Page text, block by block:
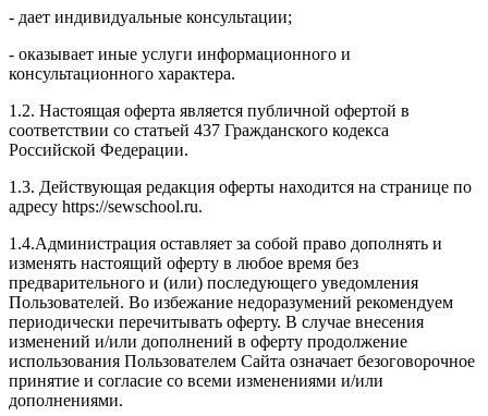
- дает индивидуальные консультации;
- оказывает иные услуги информационного и
консультационного характера.
1.2. Настоящая оферта является публичной офертой в
соответствии со статьей 437 Гражданского кодекса
Российской Федерации.
1.3. Действующая редакция оферты находится на странице по
адресу https://sewschool.ru.
1.4.Администрация оставляет за собой право дополнять и
изменять настоящий оферту в любое время без
предварительного и (или) последующего уведомления
Пользователей. Во избежание недоразумений рекомендуем
периодически перечитывать оферту. В случае внесения
изменений и/или дополнений в оферту продолжение
использования Пользователем Сайта означает безоговорочное
принятие и согласие со всеми изменениями и/или
дополнениями.